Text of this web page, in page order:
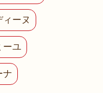
ーヌ
ーユ
ナ